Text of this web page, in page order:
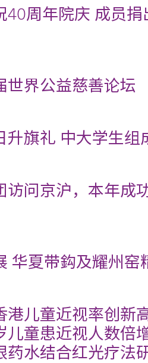
40周年院庆 成员
世界公益慈善论坛
升旗礼 中大学生组
访问京沪，本年成
华夏带鈎及耀州窑
港儿童近视率创新
儿童患近视人数倍
药水结合红光疗法